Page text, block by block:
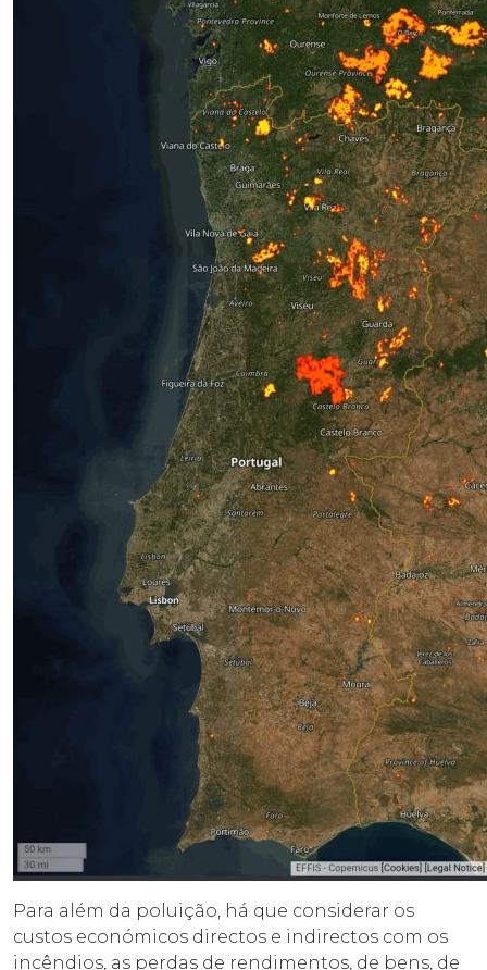
Para além da poluição, há que considerar os
custos económicos directos e indirectos com os
incêndios, as perdas de rendimentos, de bens, de